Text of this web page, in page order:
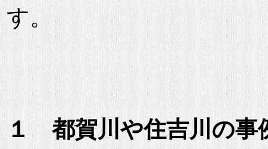
す。
１ 都賀川や住吉川の事